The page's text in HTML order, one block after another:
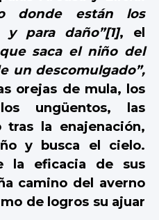
donde están los
y para daño”[1], el
saca el niño del
un descomulgado”,
orejas de mula, los
ungüentos, las
la enajenación,
y busca el cielo.
la eficacia de sus
camino del averno
de logros su ajuar